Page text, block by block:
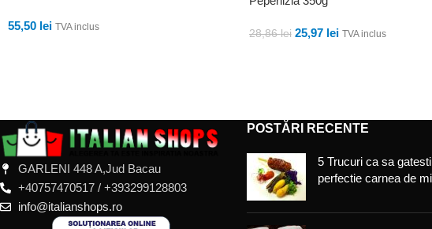
55,50 lei TVA inclus
28,86lei 25,97 lei TVA inclus
GARLENI 448 A,Jud Bacau
+40757470517 / +393299128803
info@italianshops.ro
POSTĂRI RECENTE
5 Trucuri ca sa
perfectie carnea de